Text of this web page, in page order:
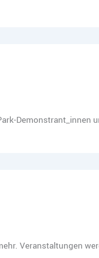
Demonstrant_innen
Veranstaltungen